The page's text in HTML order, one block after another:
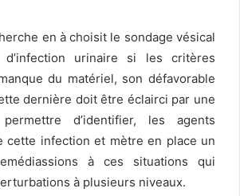
en à choisit le sondage vésical
d’infection urinaire si les critères
du matériel, son défavorable
dernière doit être éclairci par une
d’identifier, les agents
cette infection et mètre en place un
à ces situations qui
à plusieurs niveaux.